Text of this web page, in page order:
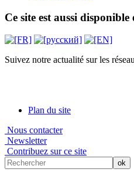
Ce site est aussi disponible
Suivez notre actualité sur les
Plan du site
Nous contacter
Newsletter
Contribuez sur ce site